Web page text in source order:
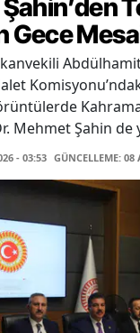
Gece
Mehmet Şahin de
- 03:53 GÜNCELLEME: